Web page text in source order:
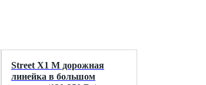
Street X1 M дорожная
линейка в большом